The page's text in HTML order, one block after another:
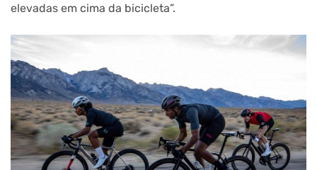
elevadas em cima da bicicleta”.